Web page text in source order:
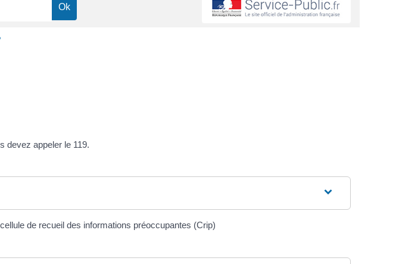
devez appeler le 119.
de recueil des informations préoccupantes (Crip)